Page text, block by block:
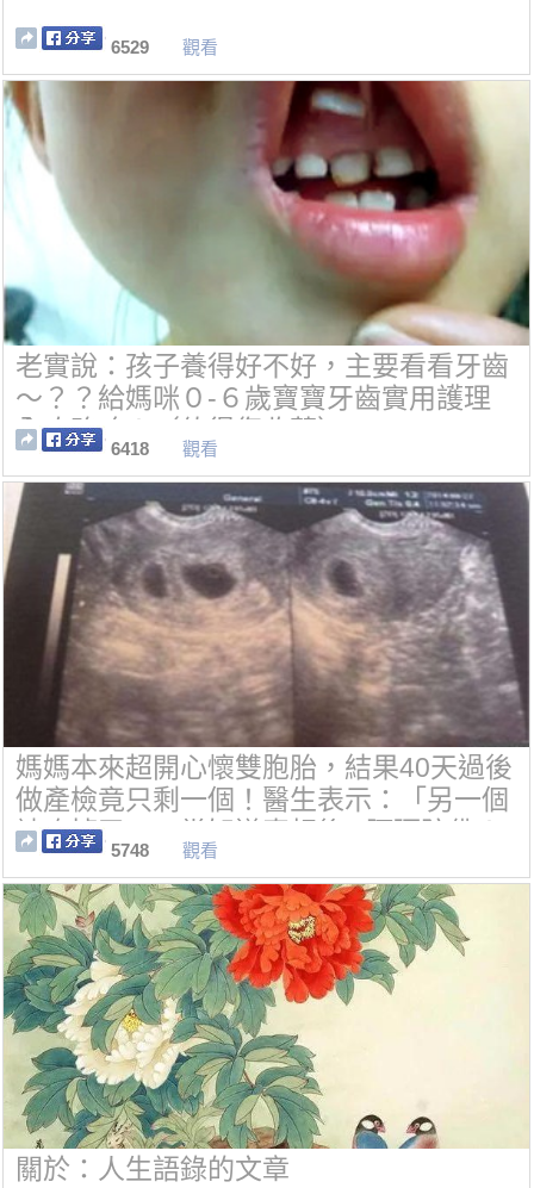
6529 觀看
老實說：孩子養得好不好，主要看看牙齒
～？？給媽咪０-６歲寶寶牙齒實用護理
全攻略唷！（值得您收藏）
6418 觀看
媽媽本來超開心懷雙胞胎，結果40天過後
做產檢竟只剩一個！醫生表示：「另一個
被吃掉了。」當知道真相後...阿彌陀佛！
5748 觀看
關於：人生語錄的文章